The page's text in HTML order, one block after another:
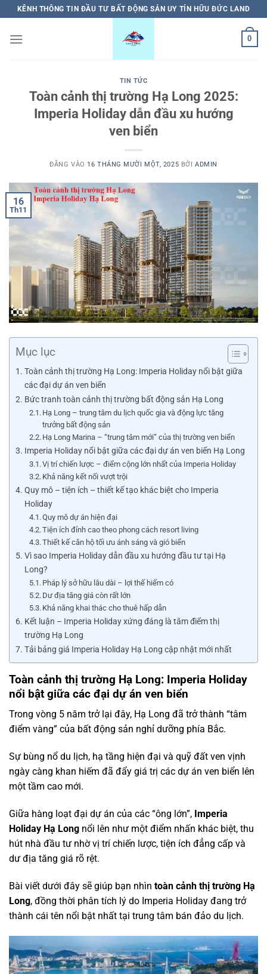
qua
nội
KÊNH THÔNG TIN ĐẦU TƯ BẤT ĐỘNG SẢN UY TÍN HỮU ĐỨC LAND
0
TIN TỨC
Toàn cảnh thị trường Hạ Long 2025:
Imperia Holiday dẫn đầu xu hướng
ven biển
ĐĂNG VÀO 16 THÁNG MƯỜI MỘT, 2025 BỞI ADMIN
16
Th11
Mục lục
Toàn cảnh thị trường Hạ Long: Imperia Holiday nổi bật giữa
các đại dự án ven biển
Bức tranh toàn cảnh thị trường bất động sản Hạ Long
Hạ Long – trung tâm du lịch quốc gia và động lực tăng
trưởng bất động sản
Hạ Long Marina – “trung tâm mới” của thị trường ven biển
Imperia Holiday nổi bật giữa các đại dự án ven biển Hạ Long
Vị trí chiến lược – điểm cộng lớn nhất của Imperia Holiday
Khả năng kết nối vượt trội
Quy mô – tiện ích – thiết kế tạo khác biệt cho Imperia
Holiday
Quy mô dự án hiện đại
Tiện ích đỉnh cao theo phong cách resort living
Thiết kế căn hộ tối ưu ánh sáng và gió biển
Vì sao Imperia Holiday dẫn đầu xu hướng đầu tư tại Hạ
Long?
Pháp lý sở hữu lâu dài – lợi thế hiếm có
Dư địa tăng giá còn rất lớn
Khả năng khai thác cho thuê hấp dẫn
Kết luận – Imperia Holiday xứng đáng là tâm điểm thị
trường Hạ Long
Tải bảng giá Imperia Holiday Hạ Long cập nhật mới nhất
Toàn cảnh thị trường Hạ Long: Imperia Holiday
nổi bật giữa các đại dự án ven biển
Trong vòng 5 năm trở lại đây, Hạ Long đã trở thành “tâm
điểm vàng” của bất động sản nghỉ dưỡng phía Bắc.
Sự bùng nổ du lịch, hạ tầng hiện đại và quỹ đất ven vịnh
ngày càng khan hiếm đã đẩy giá trị các dự án ven biển lên
một tầm cao mới.
Giữa hàng loạt đại dự án của các “ông lớn”, Imperia
Holiday Hạ Long nổi lên như một điểm nhấn khác biệt, thu
hút nhà đầu tư nhờ vị trí chiến lược, tiện ích đẳng cấp và
dư địa tăng giá rõ rệt.
Bài viết dưới đây sẽ giúp bạn nhìn toàn cảnh thị trường Hạ
Long, đồng thời phân tích lý do Imperia Holiday đang trở
thành cái tên nổi bật nhất tại trung tâm bán đảo du lịch.